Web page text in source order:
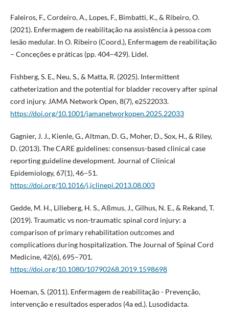
Faleiros, F., Cordeiro, A., Lopes, F., Bimbatti, K., & Ribeiro, O.
(2021). Enfermagem de reabilitação na assistência à pessoa com
lesão medular. In O. Ribeiro (Coord.), Enfermagem de reabilitação
– Conceções e práticas (pp. 404–429). Lidel.
Fishberg, S. E., Neu, S., & Matta, R. (2025). Intermittent
catheterization and the potential for bladder recovery after spinal
cord injury. JAMA Network Open, 8(7), e2522033.
https://doi.org/10.1001/jamanetworkopen.2025.22033
Gagnier, J. J., Kienle, G., Altman, D. G., Moher, D., Sox, H., & Riley,
D. (2013). The CARE guidelines: consensus-based clinical case
reporting guideline development. Journal of Clinical
Epidemiology, 67(1), 46–51.
https://doi.org/10.1016/j.jclinepi.2013.08.003
Gedde, M. H., Lilleberg, H. S., Aßmus, J., Gilhus, N. E., & Rekand, T.
(2019). Traumatic vs non-traumatic spinal cord injury: a
comparison of primary rehabilitation outcomes and
complications during hospitalization. The Journal of Spinal Cord
Medicine, 42(6), 695–701.
https://doi.org/10.1080/10790268.2019.1598698
Hoeman, S. (2011). Enfermagem de reabilitação - Prevenção,
intervenção e resultados esperados (4a ed.). Lusodidacta.